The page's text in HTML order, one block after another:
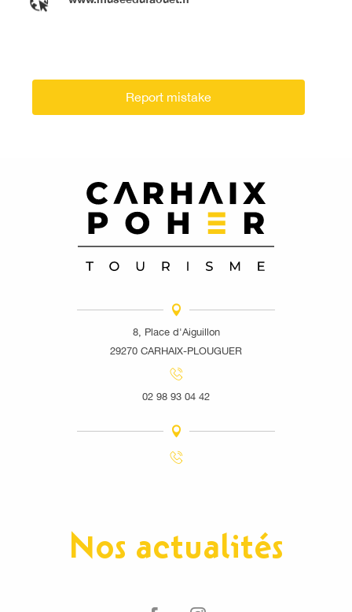
Report mistake
8, Place d'Aiguillon
29270 CARHAIX-PLOUGUER
02 98 93 04 42
Nos actualités